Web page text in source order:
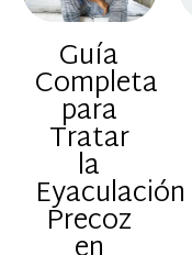
Guía
Completa
para
Tratar
la
Eyaculación
Precoz